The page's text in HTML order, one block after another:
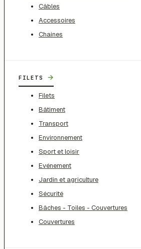
Câbles
Accessoires
Chaines
FILETS →
Filets
Bâtiment
Transport
Environnement
Sport et loisir
Evénement
Jardin et agriculture
Sécurité
Bâches - Toiles - Couvertures
Couvertures